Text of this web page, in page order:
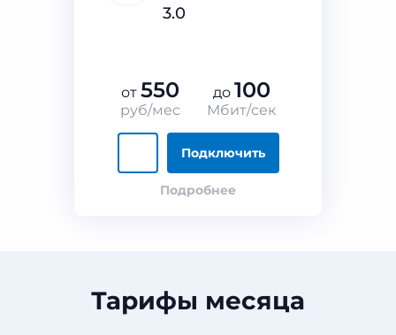
3.0
от 550
руб/мес
до 100
Мбит/сек
Подключить
Подробнее
Тарифы месяца